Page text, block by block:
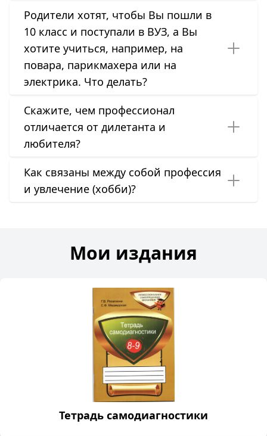
Родители хотят, чтобы Вы пошли в
10 класс и поступали в ВУЗ, а Вы
хотите учиться, например, на
повара, парикмахера или на
электрика. Что делать?
Скажите, чем профессионал
отличается от дилетанта и
любителя?
Как связаны между собой профессия
и увлечение (хобби)?
Мои издания
Тетрадь самодиагностики